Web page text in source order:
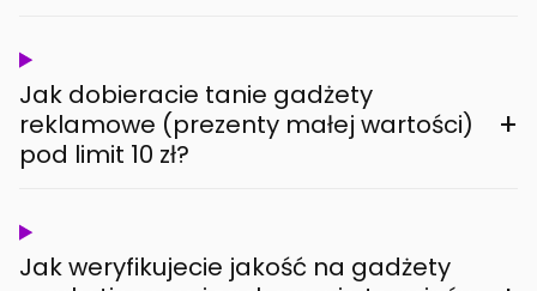
Jak dobieracie tanie gadżety
reklamowe (prezenty małej wartości)
pod limit 10 zł?
+
Jak weryfikujecie jakość na gadżety